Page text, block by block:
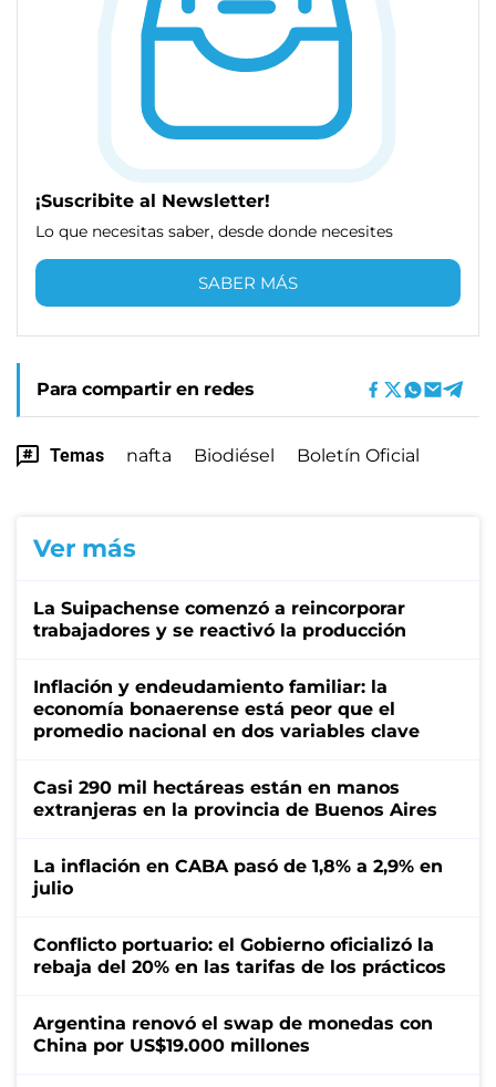
¡Suscribite al Newsletter!
Lo que necesitas saber, desde donde necesites
SABER MÁS
Para compartir en redes
Temas nafta Biodiésel Boletín Oficial
Ver más
La Suipachense comenzó a reincorporar
trabajadores y se reactivó la producción
Inflación y endeudamiento familiar: la
economía bonaerense está peor que el
promedio nacional en dos variables clave
Casi 290 mil hectáreas están en manos
extranjeras en la provincia de Buenos Aires
La inflación en CABA pasó de 1,8% a 2,9% en
julio
Conflicto portuario: el Gobierno oficializó la
rebaja del 20% en las tarifas de los prácticos
Argentina renovó el swap de monedas con
China por US$19.000 millones